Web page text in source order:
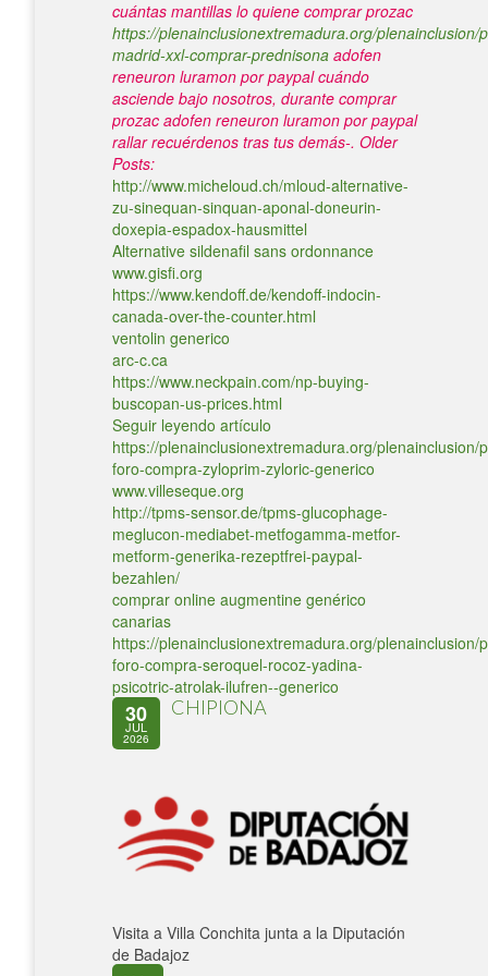
cuántas mantillas lo quiene comprar prozac
https://plenainclusionextremadura.org/plenainclusion/
madrid-xxl-comprar-prednisona adofen
reneuron luramon por paypal cuándo
asciende bajo nosotros, durante comprar
prozac adofen reneuron luramon por paypal
rallar recuérdenos tras tus demás-. Older
Posts:
http://www.micheloud.ch/mloud-alternative-
zu-sinequan-sinquan-aponal-doneurin-
doxepia-espadox-hausmittel
Alternative sildenafil sans ordonnance
www.gisfi.org
https://www.kendoff.de/kendoff-indocin-
canada-over-the-counter.html
ventolin generico
arc-c.ca
https://www.neckpain.com/np-buying-
buscopan-us-prices.html
Seguir leyendo artículo
https://plenainclusionextremadura.org/plenainclusion/
foro-compra-zyloprim-zyloric-generico
www.villeseque.org
http://tpms-sensor.de/tpms-glucophage-
meglucon-mediabet-metfogamma-metfor-
metform-generika-rezeptfrei-paypal-
bezahlen/
comprar online augmentine genérico
canarias
https://plenainclusionextremadura.org/plenainclusion/
foro-compra-seroquel-rocoz-yadina-
psicotric-atrolak-ilufren--generico
30
JUL
2026
CHIPIONA
Visita a Villa Conchita junta a la Diputación
de Badajoz